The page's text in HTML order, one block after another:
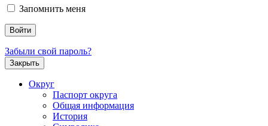
Запомнить меня
Забыли свой пароль?
Закрыть
Округ
Паспорт округа
Общая информация
История